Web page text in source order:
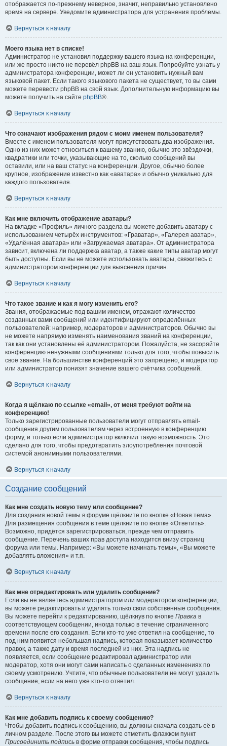
отображается по-прежнему неверное, значит, неправильно установлено
время на сервере. Уведомите администратора для устранения проблемы.
Вернуться к началу
Моего языка нет в списке!
Администратор не установил поддержку вашего языка на конференции,
или же просто никто не перевёл phpBB на ваш язык. Попробуйте узнать у
администратора конференции, может ли он установить нужный вам
языковой пакет. Если такого языкового пакета не существует, то вы сами
можете перевести phpBB на свой язык. Дополнительную информацию вы
можете получить на сайте phpBB®.
Вернуться к началу
Что означают изображения рядом с моим именем пользователя?
Вместе с именем пользователя могут присутствовать два изображения.
Одно из них может относиться к вашему званию, обычно это звёздочки,
квадратики или точки, указывающие на то, сколько сообщений вы
оставили, или на ваш статус на конференции. Другое, обычно более
крупное, изображение известно как «аватара» и обычно уникально для
каждого пользователя.
Вернуться к началу
Как мне включить отображение аватары?
На вкладке «Профиль» личного раздела вы можете добавить аватару с
использованием четырёх инструментов: «Граватар», «Галерея аватар»,
«Удалённая аватара» или «Загружаемая аватара». От администратора
зависит, включена ли поддержка аватар, а также какие типы аватар могут
быть доступны. Если вы не можете использовать аватары, свяжитесь с
администратором конференции для выяснения причин.
Вернуться к началу
Что такое звание и как я могу изменить его?
Звания, отображаемые под вашим именем, отражают количество
созданных вами сообщений или идентифицируют определённых
пользователей: например, модераторов и администраторов. Обычно вы
не можете напрямую изменять наименования званий на конференции,
так как они установлены её администратором. Пожалуйста, не засоряйте
конференцию ненужными сообщениями только для того, чтобы повысить
своё звание. На большинстве конференций это запрещено, и модератор
или администратор понизят значение вашего счётчика сообщений.
Вернуться к началу
Когда я щёлкаю по ссылке «email», от меня требуют войти на
конференцию!
Только зарегистрированные пользователи могут отправлять email-
сообщения другим пользователям через встроенную в конференцию
форму, и только если администратор включил такую возможность. Это
сделано для того, чтобы предотвратить злоупотребления почтовой
системой анонимными пользователями.
Вернуться к началу
Создание сообщений
Как мне создать новую тему или сообщение?
Для создания новой темы в форуме щёлкните по кнопке «Новая тема».
Для размещения сообщения в теме щёлкните по кнопке «Ответить».
Возможно, придётся зарегистрироваться, прежде чем отправить
сообщение. Перечень ваших прав доступа находится внизу страниц
форума или темы. Например: «Вы можете начинать темы», «Вы можете
добавлять вложения» и т.п.
Вернуться к началу
Как мне отредактировать или удалить сообщение?
Если вы не являетесь администратором или модератором конференции,
вы можете редактировать и удалять только свои собственные сообщения.
Вы можете перейти к редактированию, щёлкнув по кнопке Правка в
соответствующем сообщении, иногда только в течение ограниченного
времени после его создания. Если кто-то уже ответил на сообщение, то
под ним появится небольшая надпись, которая показывает количество
правок, а также дату и время последней из них. Эта надпись не
появляется, если сообщение редактировал администратор или
модератор, хотя они могут сами написать о сделанных изменениях по
своему усмотрению. Учтите, что обычные пользователи не могут удалить
сообщение, если на него уже кто-то ответил.
Вернуться к началу
Как мне добавить подпись к своему сообщению?
Чтобы добавить подпись к сообщению, вы должны сначала создать её в
личном разделе. После этого вы можете отметить флажком пункт
Присоединить подпись в форме отправки сообщения, чтобы подпись